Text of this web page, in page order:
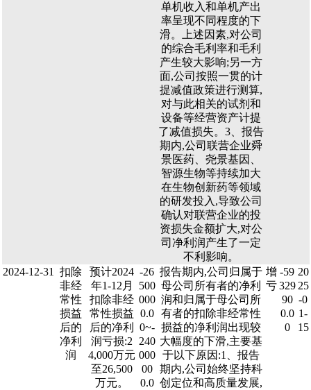
单机收入和单机产出
率呈现不同程度的下
滑。上述因素,对公司
的综合毛利率和毛利
产生较大影响;另一方
面,公司按照一贯的计
提减值政策进行测算,
对与此相关的试剂和
设备等经营资产计提
了减值损失。3、报告
期内,公司联营企业舜
景医药、尧景基因、
智源生物等持续加大
在生物创新药等领域
的研发投入,导致公司
确认对联营企业的投
资损失金额扩大,对公
司净利润产生了一定
不利影响。
2024-12-31
扣除
非经
常性
损益
后的
净利
润
预计2024
年1-12月
扣除非经
常性损益
后的净利
润亏损:2
4,000万元
至26,500
万元。
-26
500
000
0.0
0~-
240
000
00
0.0
报告期内,公司归属于
母公司所有者的净利
润和归属于母公司所
有者的扣除非经常性
损益的净利润出现较
大幅度的下滑,主要基
于以下原因:1、报告
期内,公司始终坚持科
创定位和高质量发展,
增
亏
-59
329
90
0.0
0
20
25
-0
1-
15